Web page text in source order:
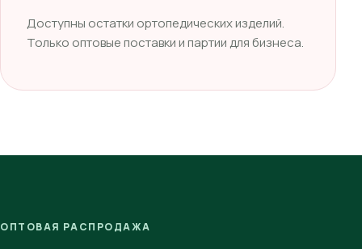
Доступны остатки ортопедических изделий.
Только оптовые поставки и партии для бизнеса.
ОПТОВАЯ РАСПРОДАЖА